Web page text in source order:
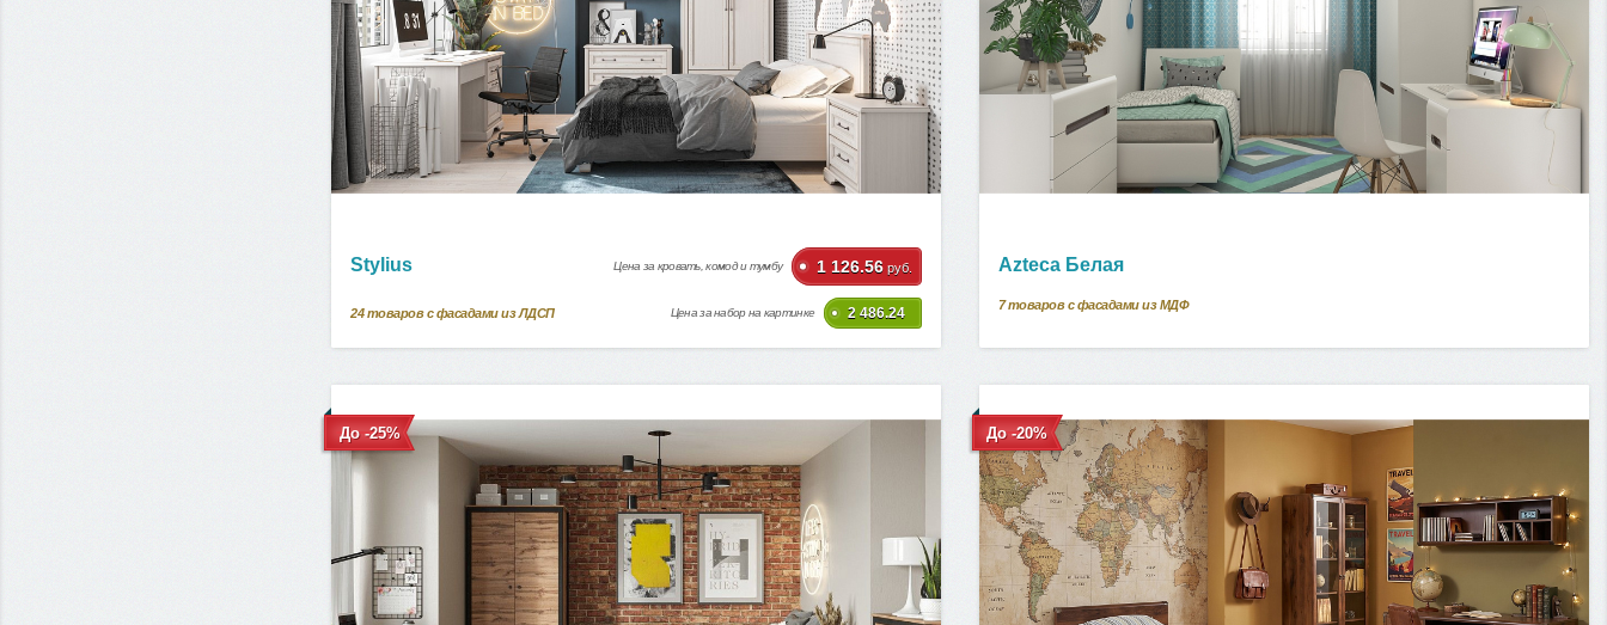
Stylius Цена за кровать, комод и тумбу 1 126.56 руб.
24 товаров с фасадами из ЛДСП Цена за набор на картинке 2 486.24
Azteca Белая
7 товаров с фасадами из МДФ
До -25% До -20%